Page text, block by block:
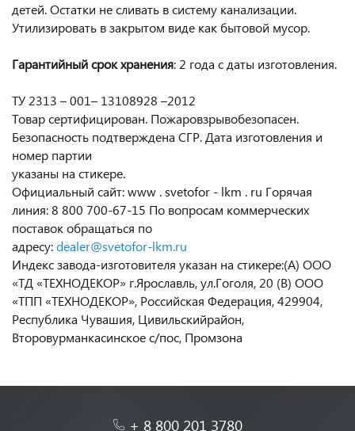
детей. Остатки не сливать в систему канализации.
Утилизировать в закрытом виде как бытовой мусор.
Гарантийный срок хранения: 2 года с даты изготовления.
ТУ 2313 – 001– 13108928 –2012
Товар сертифицирован. Пожаровзрывобезопасен.
Безопасность подтверждена СГР. Дата изготовления и
номер партии
указаны на стикере.
Официальный сайт: www . svetofor - lkm . ru Горячая
линия: 8 800 700-67-15 По вопросам коммерческих
поставок обращаться по
адресу:dealer@svetofor-lkm.ru
Индекс завода-изготовителя указан на стикере:(А) ООО
«ТД «ТЕХНОДЕКОР» г.Ярославль, ул.Гоголя, 20 (В) ООО
«ТПП «ТЕХНОДЕКОР», Российская Федерация, 429904,
Республика Чувашия, Цивильскийрайон,
Второвурманкасинское с/пос, Промзона
+ 8 800 201 3780